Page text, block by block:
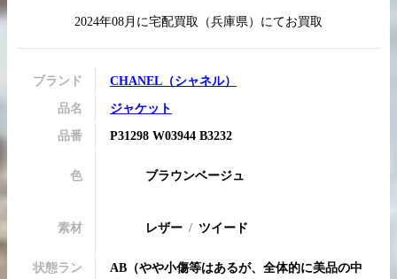
買取実績はこちらから
2024年08月 に宅配買取 （兵庫県）にてお買取
ブランド CHANEL （シャネル）
品名 ジャケット
品番 P31298 W03944 B3232
色 ブラウンベージュ
素材 レザー ツイード
状態ラン
AB （やや小傷等はあるが、全体的に美品の中